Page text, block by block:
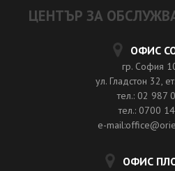
ЦЕНТЪР ЗА
ОФИС
гр. София
ул. Гладстон 32,
тел.: 02 987
тел.: 0700
e-
ОФИС